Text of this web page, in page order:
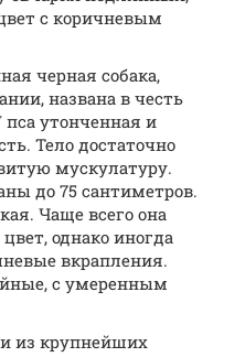
с коричневым
черная собака,
названа в честь
утонченная и
Тело достаточно
мускулатуру.
до 75 сантиметров.
Чаще всего она
однако иногда
вкрапления.
с умеренным
из крупнейших